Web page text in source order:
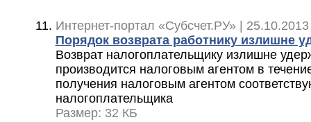
Интернет-портал «Субсчет.РУ» |
Порядок возврата работнику излишне
Возврат налогоплательщику излишне
производится налоговым агентом в
получения налоговым агентом
налогоплательщика
Размер: 32 КБ